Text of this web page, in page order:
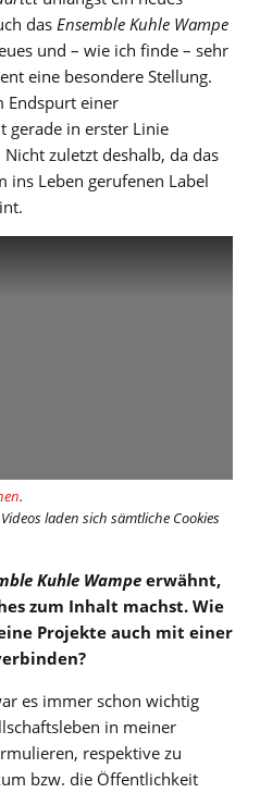
das Ensemble Kuhle Wampe
und – wie ich finde – sehr
eine besondere Stellung.
Endspurt einer
in erster Linie
zuletzt deshalb, da das
ins Leben gerufenen Label
.
laden sich sämtliche Cookies
Kuhle Wampe erwähnt,
zum Inhalt machst. Wie
Projekte auch mit einer
es immer schon wichtig
in meiner
respektive zu
bzw. die Öffentlichkeit